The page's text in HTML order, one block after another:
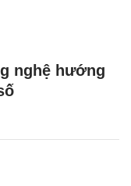
nghệ hướng